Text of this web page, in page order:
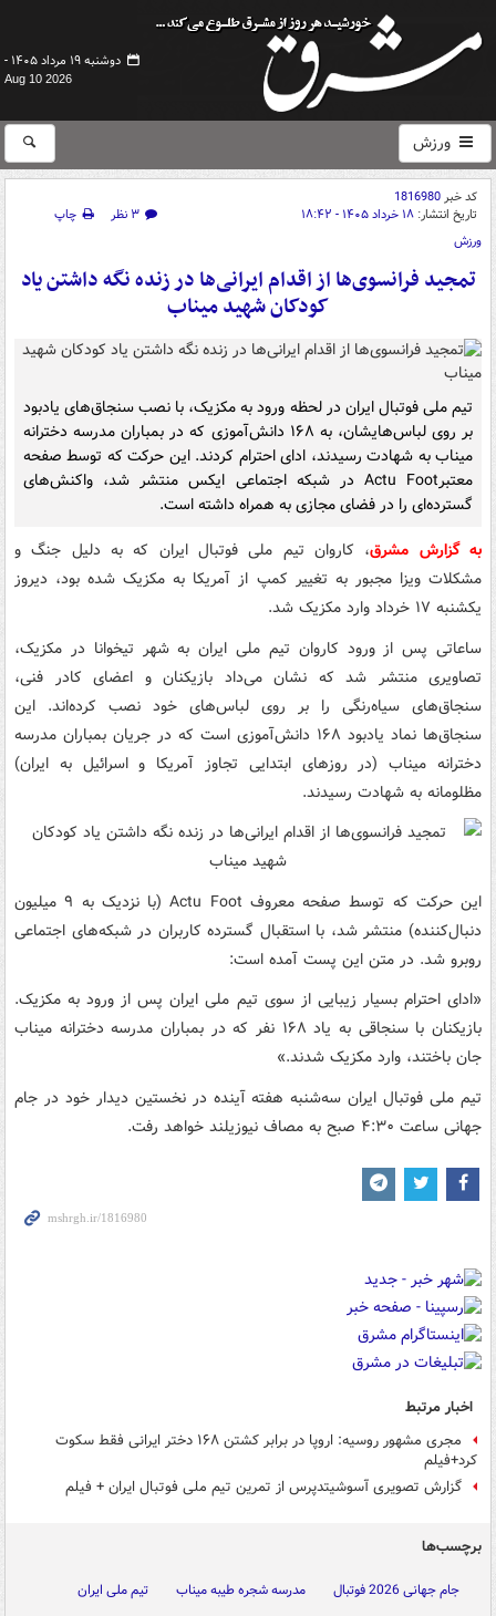
دوشنبه ۱۹ مرداد ۱۴۰۵ -
Aug 10 2026
ورزش
کد خبر1816980
تاریخ انتشار: ۱۸ خرداد ۱۴۰۵ - ۱۸:۴۲ ۳ نظر
چاپ
ورزش
تمجید فرانسوی‌ها از اقدام ایرانی‌ها در زنده نگه داشتن یاد
کودکان شهید میناب
تیم ملی فوتبال ایران در لحظه ورود به مکزیک، با نصب سنجاق‌های یادبود
بر روی لباس‌هایشان، به ۱۶۸ دانش‌آموزی که در بمباران مدرسه دخترانه
میناب به شهادت رسیدند، ادای احترام کردند. این حرکت که توسط صفحه
معتبرActu Foot در شبکه اجتماعی ایکس منتشر شد، واکنش‌های
گسترده‌ای را در فضای مجازی به همراه داشته است.
به گزارش مشرق، کاروان تیم ملی فوتبال ایران که به دلیل جنگ و
مشکلات ویزا مجبور به تغییر کمپ از آمریکا به مکزیک شده بود، دیروز
یکشنبه ۱۷ خرداد وارد مکزیک شد.
ساعاتی پس از ورود کاروان تیم ملی ایران به شهر تیخوانا در مکزیک،
تصاویری منتشر شد که نشان می‌داد بازیکنان و اعضای کادر فنی،
سنجاق‌های سیاه‌رنگی را بر روی لباس‌های خود نصب کرده‌اند. این
سنجاق‌ها نماد یادبود ۱۶۸ دانش‌آموزی است که در جریان بمباران مدرسه
دخترانه میناب (در روزهای ابتدایی تجاوز آمریکا و اسرائیل به ایران)
مظلومانه به شهادت رسیدند.
این حرکت که توسط صفحه معروف Actu Foot (با نزدیک به ۹ میلیون
دنبال‌کننده) منتشر شد، با استقبال گسترده کاربران در شبکه‌های اجتماعی
روبرو شد. در متن این پست آمده است:
«ادای احترام بسیار زیبایی از سوی تیم ملی ایران پس از ورود به مکزیک.
بازیکنان با سنجاقی به یاد ۱۶۸ نفر که در بمباران مدرسه دخترانه میناب
جان باختند، وارد مکزیک شدند.»
تیم ملی فوتبال ایران سه‌شنبه هفته آینده در نخستین دیدار خود در جام
جهانی ساعت ۴:۳۰ صبح به مصاف نیوزیلند خواهد رفت.
اخبار مرتبط
مجری مشهور روسیه: اروپا در برابر کشتن ۱۶۸ دختر ایرانی فقط سکوت
کرد+فیلم
گزارش تصویری آسوشیتدپرس از تمرین تیم ملی فوتبال ایران + فیلم
برچسب‌ها
جام جهانی 2026 فوتبال مدرسه شجره طیبه میناب تیم ملی ایران